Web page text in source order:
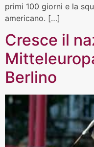
primi 100 giorni e la
americano. […]
Cresce il
Berlino